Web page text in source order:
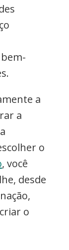
a
a
o
, você
desde
o